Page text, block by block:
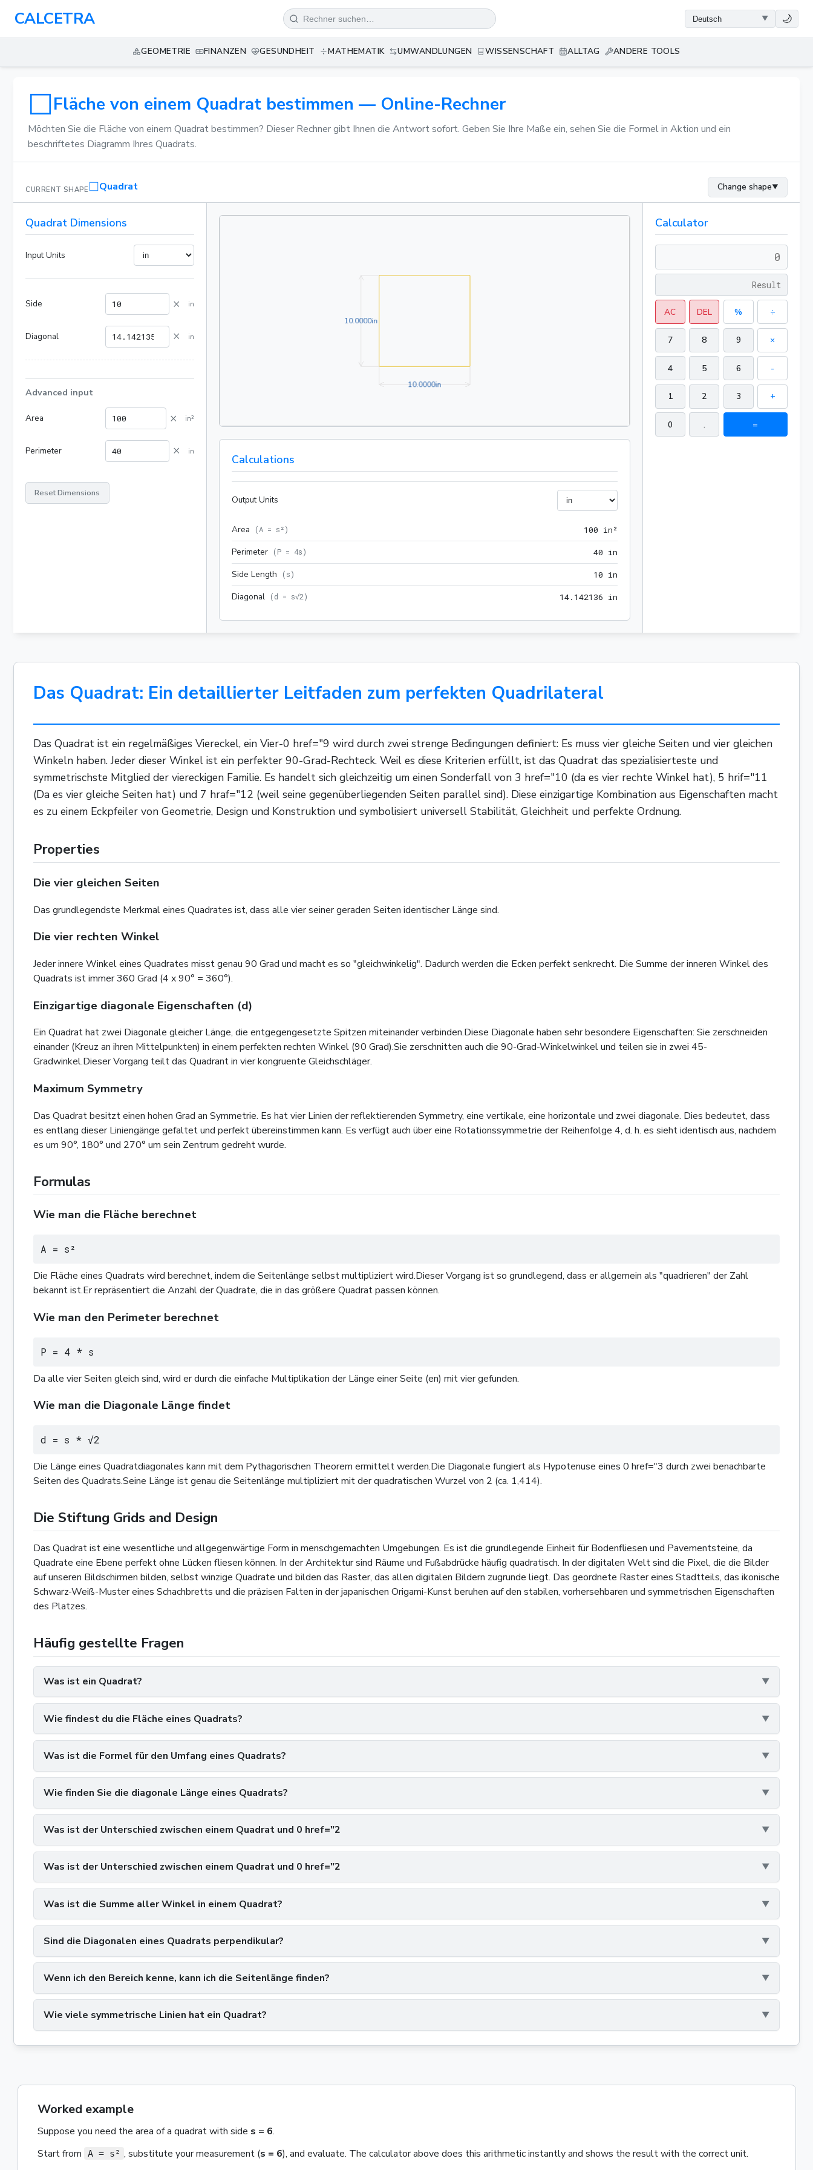
CALCETRA 🌙
GEOMETRIE FINANZEN GESUNDHEIT MATHEMATIK UMWANDLUNGEN WISSENSCHAFT ALLTAG ANDERE TOOLS
Fläche von einem Quadrat bestimmen — Online-Rechner
Möchten Sie die Fläche von einem Quadrat bestimmen? Dieser Rechner gibt Ihnen die Antwort sofort. Geben Sie Ihre Maße ein, sehen Sie die Formel in Aktion und ein
beschriftetes Diagramm Ihres Quadrats.
CURRENT SHAPE Quadrat Change shape▼
Quadrat Dimensions
Input Units
Side × in
Diagonal × in
Advanced input
Area × in²
Perimeter × in
Reset Dimensions
10.0000in10.0000in
10.0000in10.0000in
Calculations
Output Units
Area (A = s²) 100 in²
Perimeter (P = 4s) 40 in
Side Length (s) 10 in
Diagonal (d = s√2) 14. 1421 36 in
Calculator
AC DEL % ÷
7 8 9 ×
4 5 6 -
1 2 3 +
0 . =
Das Quadrat: Ein detaillierter Leitfaden zum perfekten Quadrilateral
Das Quadrat ist ein regelmäßiges Viereckel, ein Vier-0 href="9 wird durch zwei strenge Bedingungen definiert: Es muss vier gleiche Seiten und vier gleichen
Winkeln haben. Jeder dieser Winkel ist ein perfekter 90-Grad-Rechteck. Weil es diese Kriterien erfüllt, ist das Quadrat das spezialisierteste und
symmetrischste Mitglied der viereckigen Familie. Es handelt sich gleichzeitig um einen Sonderfall von 3 href="10 (da es vier rechte Winkel hat), 5 hrif="11
(Da es vier gleiche Seiten hat) und 7 hraf="12 (weil seine gegenüberliegenden Seiten parallel sind). Diese einzigartige Kombination aus Eigenschaften macht
es zu einem Eckpfeiler von Geometrie, Design und Konstruktion und symbolisiert universell Stabilität, Gleichheit und perfekte Ordnung.
Properties
Die vier gleichen Seiten
Das grundlegendste Merkmal eines Quadrates ist, dass alle vier seiner geraden Seiten identischer Länge sind.
Die vier rechten Winkel
Jeder innere Winkel eines Quadrates misst genau 90 Grad und macht es so "gleichwinkelig". Dadurch werden die Ecken perfekt senkrecht. Die Summe der inneren Winkel des
Quadrats ist immer 360 Grad (4 x 90° = 360°).
Einzigartige diagonale Eigenschaften (d)
Ein Quadrat hat zwei Diagonale gleicher Länge, die entgegengesetzte Spitzen miteinander verbinden.Diese Diagonale haben sehr besondere Eigenschaften: Sie zerschneiden
einander (Kreuz an ihren Mittelpunkten) in einem perfekten rechten Winkel (90 Grad).Sie zerschnitten auch die 90-Grad-Winkelwinkel und teilen sie in zwei 45-
Gradwinkel.Dieser Vorgang teilt das Quadrant in vier kongruente Gleichschläger.
Maximum Symmetry
Das Quadrat besitzt einen hohen Grad an Symmetrie. Es hat vier Linien der reflektierenden Symmetry, eine vertikale, eine horizontale und zwei diagonale. Dies bedeutet, dass
es entlang dieser Liniengänge gefaltet und perfekt übereinstimmen kann. Es verfügt auch über eine Rotationssymmetrie der Reihenfolge 4, d. h. es sieht identisch aus, nachdem
es um 90°, 180° und 270° um sein Zentrum gedreht wurde.
Formulas
Wie man die Fläche berechnet
A = s²
Die Fläche eines Quadrats wird berechnet, indem die Seitenlänge selbst multipliziert wird.Dieser Vorgang ist so grundlegend, dass er allgemein als "quadrieren" der Zahl
bekannt ist.Er repräsentiert die Anzahl der Quadrate, die in das größere Quadrat passen können.
Wie man den Perimeter berechnet
P = 4 * s
Da alle vier Seiten gleich sind, wird er durch die einfache Multiplikation der Länge einer Seite (en) mit vier gefunden.
Wie man die Diagonale Länge findet
d = s * √2
Die Länge eines Quadratdiagonales kann mit dem Pythagorischen Theorem ermittelt werden.Die Diagonale fungiert als Hypotenuse eines 0 href="3 durch zwei benachbarte
Seiten des Quadrats.Seine Länge ist genau die Seitenlänge multipliziert mit der quadratischen Wurzel von 2 (ca. 1,414).
Die Stiftung Grids and Design
Das Quadrat ist eine wesentliche und allgegenwärtige Form in menschgemachten Umgebungen. Es ist die grundlegende Einheit für Bodenfliesen und Pavementsteine, da
Quadrate eine Ebene perfekt ohne Lücken fliesen können. In der Architektur sind Räume und Fußabdrücke häufig quadratisch. In der digitalen Welt sind die Pixel, die die Bilder
auf unseren Bildschirmen bilden, selbst winzige Quadrate und bilden das Raster, das allen digitalen Bildern zugrunde liegt. Das geordnete Raster eines Stadtteils, das ikonische
Schwarz-Weiß-Muster eines Schachbretts und die präzisen Falten in der japanischen Origami-Kunst beruhen auf den stabilen, vorhersehbaren und symmetrischen Eigenschaften
des Platzes.
Häufig gestellte Fragen
Was ist ein Quadrat?
Wie findest du die Fläche eines Quadrats?
Was ist die Formel für den Umfang eines Quadrats?
Wie finden Sie die diagonale Länge eines Quadrats?
Was ist der Unterschied zwischen einem Quadrat und 0 href="2
Was ist der Unterschied zwischen einem Quadrat und 0 href="2
Was ist die Summe aller Winkel in einem Quadrat?
Sind die Diagonalen eines Quadrats perpendikular?
Wenn ich den Bereich kenne, kann ich die Seitenlänge finden?
Wie viele symmetrische Linien hat ein Quadrat?
Worked example
Suppose you need the area of a quadratwith side s = 6.
Start from
A = s² , substitute your measurement(s = 6), and evaluate. The calculator above does this arithmetic instantly and shows the result with the correct unit.